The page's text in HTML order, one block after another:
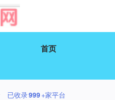
首页
已收录999+家平台